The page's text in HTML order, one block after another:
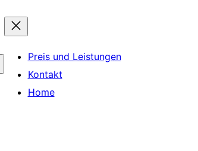
Preis und Leistungen
Kontakt
Home